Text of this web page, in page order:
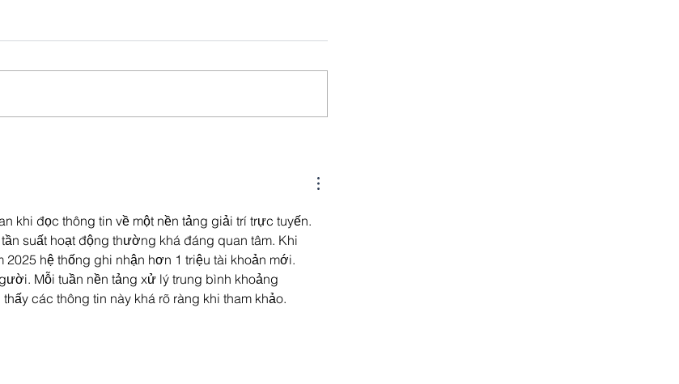
centrales que garantizan la
petrolera
khi đọc thông tin về một nền tảng giải trí trực tuyến.
suất hoạt động thường khá đáng quan tâm. Khi
2025 hệ thống ghi nhận hơn 1 triệu tài khoản mới.
Mỗi tuần nền tảng xử lý trung bình khoảng
các thông tin này khá rõ ràng khi tham khảo.